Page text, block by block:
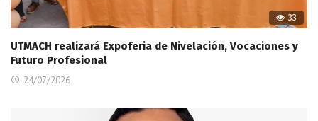
33
UTMACH realizará Expoferia de Nivelación, Vocaciones y
Futuro Profesional
24/07/2026